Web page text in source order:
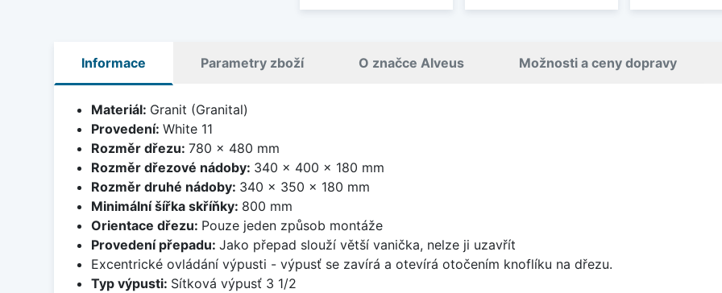
Informace Parametry zboží O značce Alveus Možnosti a ceny dopravy
Materiál: Granit (Granital)
Provedení: White 11
Rozměr dřezu: 780 x 480 mm
Rozměr dřezové nádoby: 340 x 400 x 180 mm
Rozměr druhé nádoby: 340 x 350 x 180 mm
Minimální šířka skříňky: 800 mm
Orientace dřezu: Pouze jeden způsob montáže
Provedení přepadu: Jako přepad slouží větší vanička, nelze ji uzavřít
Excentrické ovládání výpusti - výpusť se zavírá a otevírá otočením knoflíku na dřezu.
Typ výpusti: Sítková výpusť 3 1/2